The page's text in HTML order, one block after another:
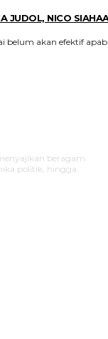
JUDOL, NICO
belum akan efektif
beragam
politik, hingga